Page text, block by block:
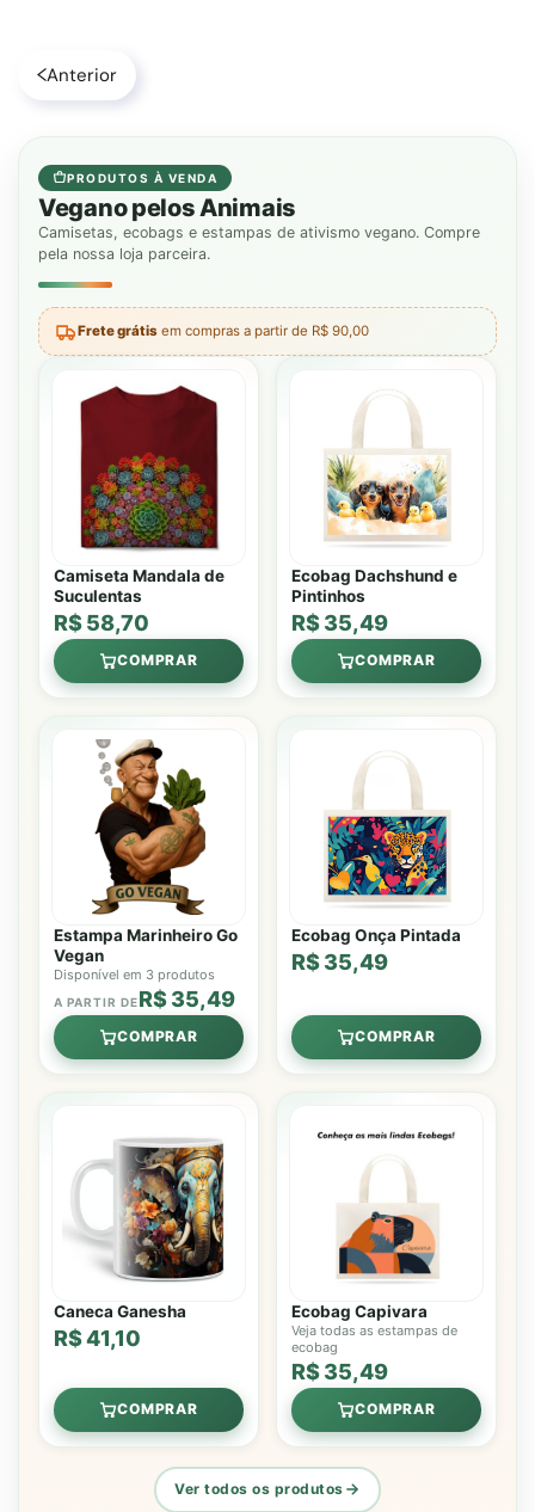
Anterior
PRODUTOS À VENDA
Vegano pelos Animais
Camisetas, ecobags e estampas de ativismo vegano. Compre
pela nossa loja parceira.
Frete grátis em compras a partir de R$ 90,00
Camiseta Mandala de
Suculentas
R$ 58,70
COMPRAR
Ecobag Dachshund e
Pintinhos
R$ 35,49
COMPRAR
Estampa Marinheiro Go
Vegan
Disponível em 3 produtos
A PARTIR DER$ 35,49
COMPRAR
Ecobag Onça Pintada
R$ 35,49
COMPRAR
Caneca Ganesha
R$ 41,10
COMPRAR
Ecobag Capivara
Veja todas as estampas de
ecobag
R$ 35,49
COMPRAR
Ver todos os produtos